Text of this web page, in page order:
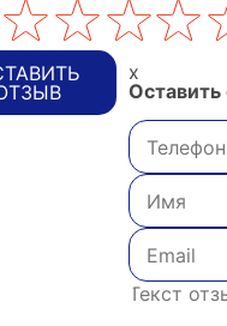
x
Оставить